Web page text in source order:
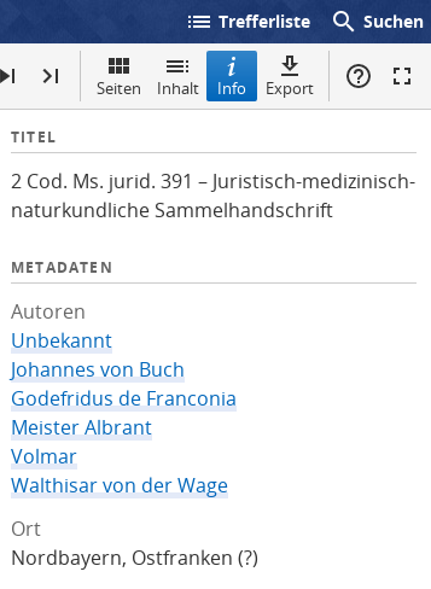
list Trefferliste search Suchen
Seiten Inhalt Info Export
I
f
o
TITEL
2 Cod. Ms. jurid. 391 – Juristisch-medizinisch-
naturkundliche Sammelhandschrift
METADATEN
Autoren
Unbekannt
Johannes von Buch
Godefridus de Franconia
Meister Albrant
Volmar
Walthisar von der Wage
Ort
Nordbayern, Ostfranken (?)